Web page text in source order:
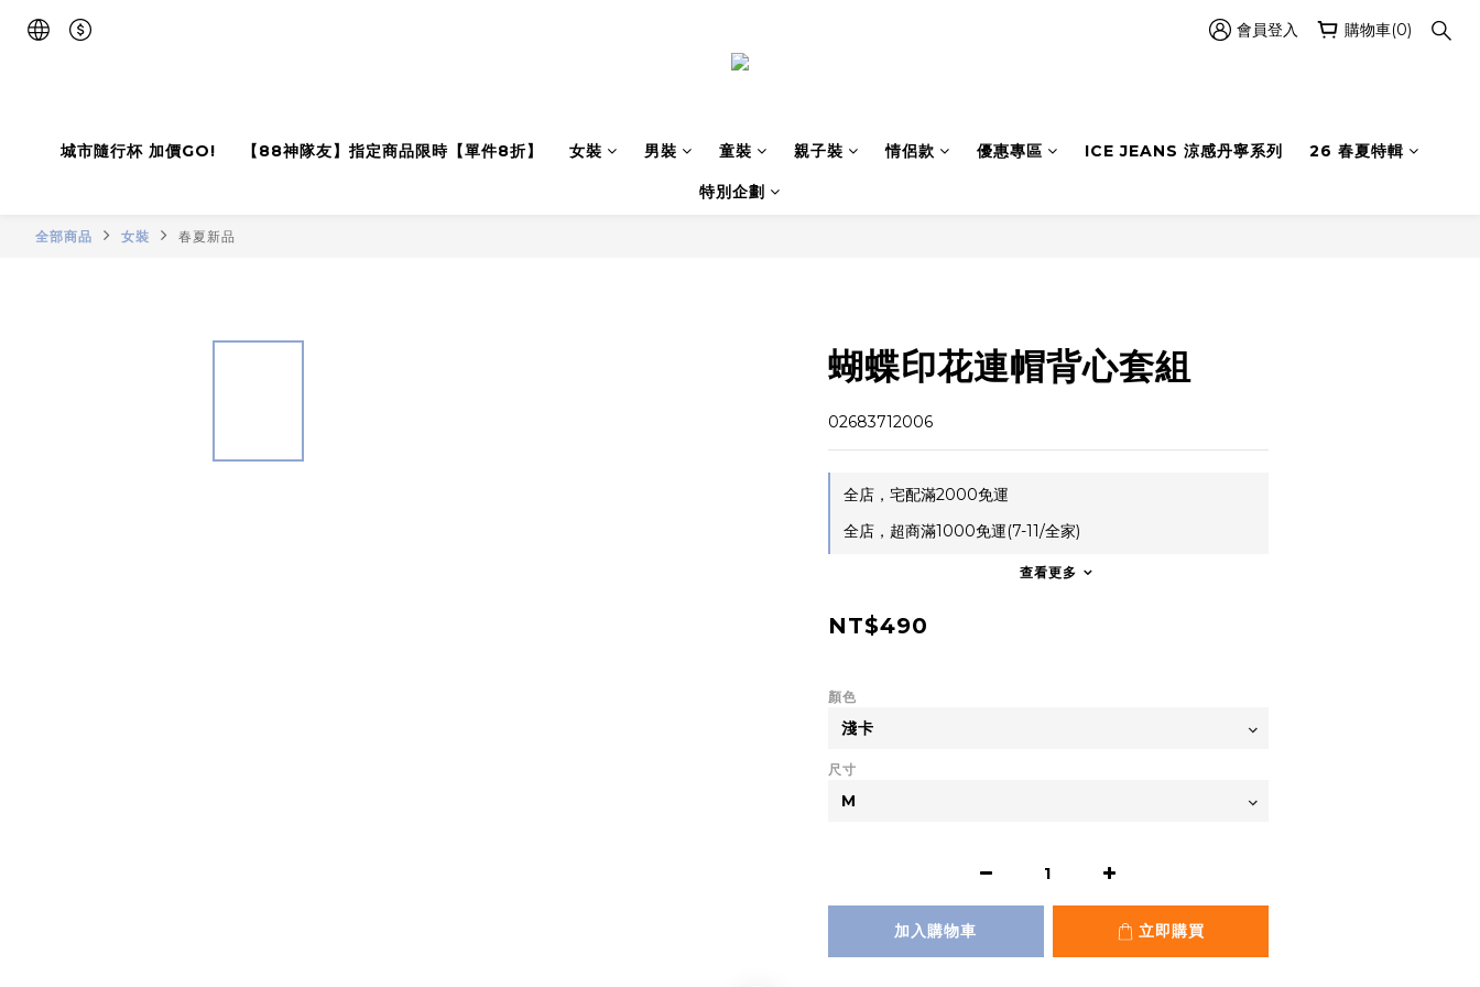
會員登入 購物車(0)
城市隨行杯 加價GO! 【88神隊友】指定商品限時【單件8折】 女裝 男裝 童裝 親子裝 情侶款 優惠專區 ICE JEANS 涼感丹寧系列 26 春夏特輯
特別企劃
全部商品 女裝 春夏新品
蝴蝶印花連帽背心套組
02683712006
全店，宅配滿2000免運
全店，超商滿1000免運(7-11/全家)
查看更多
NT$490
顏色
尺寸
加入購物車 立即購買